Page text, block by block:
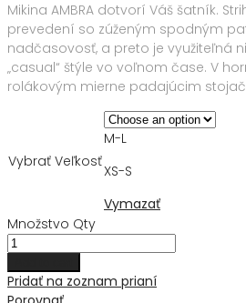
Mikina AMBRA dotvorí Váš šatník.
prevedení so zúženým spodným
nadčasovosť, a preto je využiteľná
„casual“ štýle vo voľnom čase. V
rolákovým mierne padajúcim
Vybrať Veľkosť
M-L
XS-S
Vymazať
Množstvo Qty
Pridať na zoznam prianí